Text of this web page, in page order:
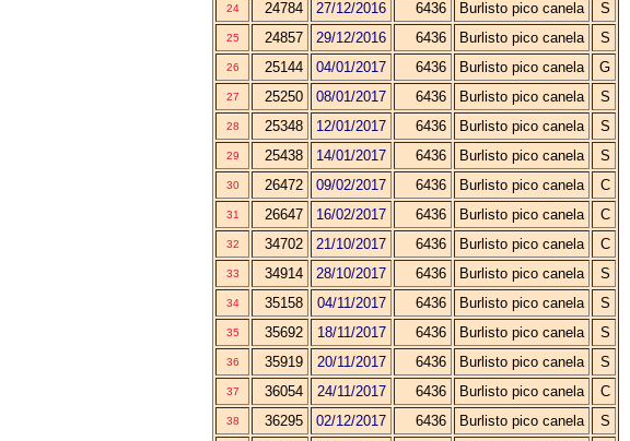
24 24784 27/12/2016 6436 Burlisto pico canela S
25 24857 29/12/2016 6436 Burlisto pico canela S
26 25144 04/01/2017 6436 Burlisto pico canela G
27 25250 08/01/2017 6436 Burlisto pico canela S
28 25348 12/01/2017 6436 Burlisto pico canela S
29 25438 14/01/2017 6436 Burlisto pico canela S
30 26472 09/02/2017 6436 Burlisto pico canela C
31 26647 16/02/2017 6436 Burlisto pico canela C
32 34702 21/10/2017 6436 Burlisto pico canela C
33 34914 28/10/2017 6436 Burlisto pico canela S
34 35158 04/11/2017 6436 Burlisto pico canela S
35 35692 18/11/2017 6436 Burlisto pico canela S
36 35919 20/11/2017 6436 Burlisto pico canela S
37 36054 24/11/2017 6436 Burlisto pico canela C
38 36295 02/12/2017 6436 Burlisto pico canela S